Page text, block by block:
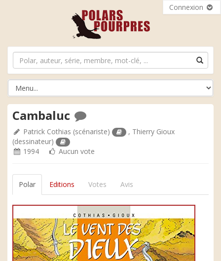
Connexion
Cambaluc
Patrick Cothias (scénariste) , Thierry Gioux
(dessinateur)
1994
Aucun vote
Polar Editions Votes Avis